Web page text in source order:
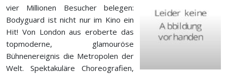
vier Millionen Besucher belegen:
Bodyguard ist nicht nur im Kino ein
Hit! Von London aus eroberte das
topmoderne, glamouröse
Bühnenereignis die Metropolen der
Welt. Spektakuläre Choreografien,